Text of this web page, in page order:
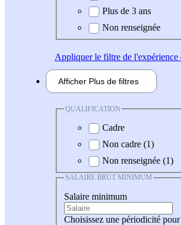
Plus de 3 ans
Non renseignée
Appliquerle filtre de l'expérience
Afficher Plus de filtres
QUALIFICATION
Cadre
Non cadre (1)
Non renseignée (1)
SALAIRE BRUT MINIMUM
Salaire minimum
Choisissez une périodicité pour